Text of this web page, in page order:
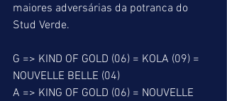
maiores adversárias da potranca do
Stud Verde.
G => KIND OF GOLD (06) = KOLA (09) =
NOUVELLE BELLE (04)
A => KING OF GOLD (06) = NOUVELLE